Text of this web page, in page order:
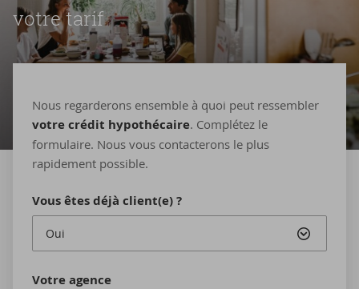
votre tarif
Nous regarderons ensemble à quoi peut ressembler
votre crédit hypothécaire. Complétez le
formulaire. Nous vous contacterons le plus
rapidement possible.
Vous êtes déjà client(e) ?
Oui
Votre agence